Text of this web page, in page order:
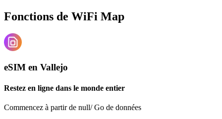
Fonctions de WiFi Map
eSIM en Vallejo
Restez en ligne dans le monde entier
Commencez à partir de null/ Go de données